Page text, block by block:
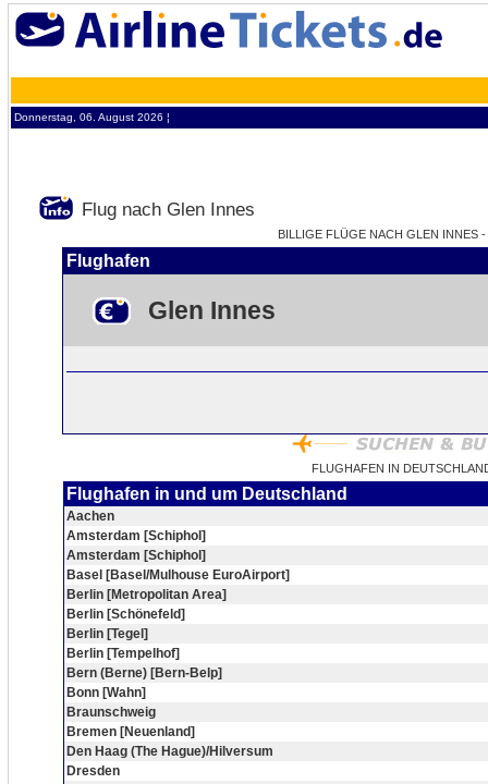
Donnerstag, 06. August 2026 ¦
Flug nach Glen Innes
BILLIGE FLÜGE NACH GLEN INNES
Flughafen
Glen Innes
FLUGHAFEN IN
Flughafen in und um Deutschland
Aachen
Amsterdam [Schiphol]
Amsterdam [Schiphol]
Basel [Basel/Mulhouse EuroAirport]
Berlin [Metropolitan Area]
Berlin [Schönefeld]
Berlin [Tegel]
Berlin [Tempelhof]
Bern (Berne) [Bern-Belp]
Bonn [Wahn]
Braunschweig
Bremen [Neuenland]
Den Haag (The Hague)/Hilversum
Dresden